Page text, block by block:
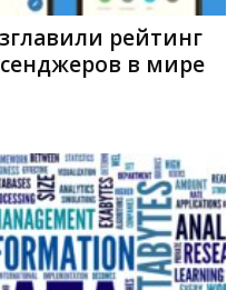
рейтинг
в мире